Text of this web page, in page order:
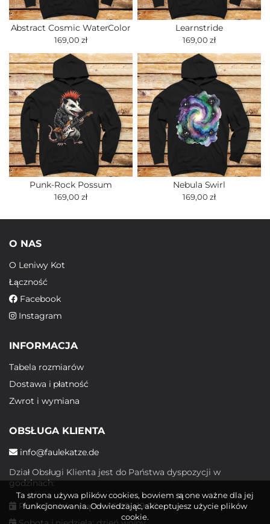
Abstract Cosmic WaterColor
169,00 zł
Learnstride
169,00 zł
Punk-Rock Possum
169,00 zł
Nebula Swirl
169,00 zł
O NAS
O Leniwy Kot
Łączność
Facebook
Instagram
INFORMACJA
Tabela rozmiarów
Dostawa i płatność
Zwrot i wymiana
OBSŁUGA KLIENTA
info@faulekatze.de
Dział Obsługi Klienta jest do Państwa dyspozycji w
godzinach:
Poniedziałek - piątek: 10:00 - 19:00
Ta strona używa plików cookies, bowiem są one ważne dla jej
funkcjonowania. Odwiedzając, akceptujesz użycie plików
cookie.